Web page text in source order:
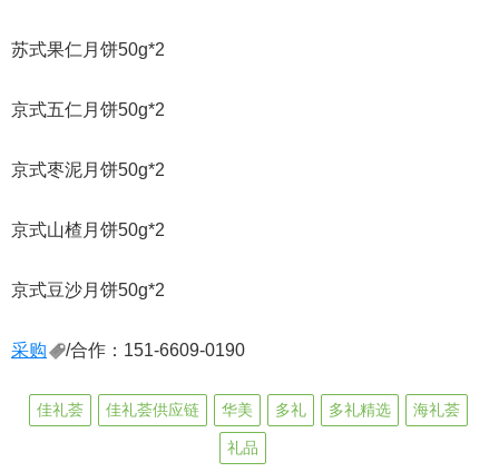
苏式果仁月饼50g*2
京式五仁月饼50g*2
京式枣泥月饼50g*2
京式山楂月饼50g*2
京式豆沙月饼50g*2
采购 /合作：151-6609-0190
佳礼荟 佳礼荟供应链 华美 多礼 多礼精选 海礼荟
礼品